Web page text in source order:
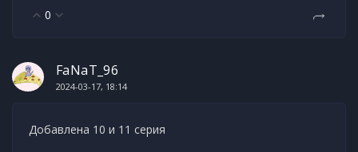
0
FaNaT_96
2024-03-17, 18:14
Добавлена 10 и 11 серия